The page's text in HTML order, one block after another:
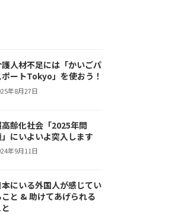
護人材不足には「かいごパ
ポートTokyo」を使おう！
年8月27日
齢化社会「2025年問
にいよいよ突入します
年9月11日
本にいる外国人が感じてい
こと & 助けてあげられる